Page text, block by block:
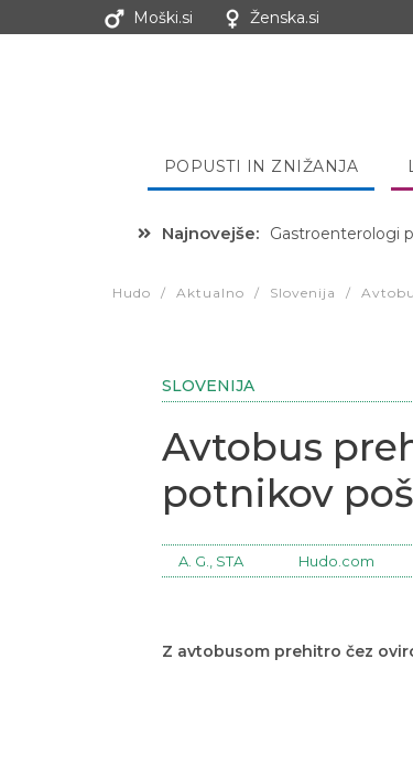
Moški.si Ženska.si
POPUSTI IN ZNIŽANJA
Najnovejše: Gastroenterologi
Hudo / Aktualno / Slovenija /
SLOVENIJA
Avtobus
potnikov
A. G., STA Hudo.com
Z avtobusom prehitro čez